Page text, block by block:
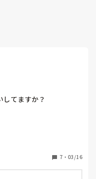
てますか？
て別室で休憩を取るよ
空間はない感じです。
7 ・ 03/16